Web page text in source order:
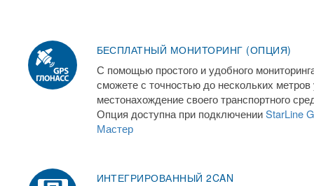
БЕСПЛАТНЫЙ МОНИТОРИНГ (ОПЦИЯ)
С помощью простого и удобного
сможете с точностью до нескольких метров
местонахождение своего транспортного
Опция доступна при подключенииStarLine
Мастер
ИНТЕГРИРОВАННЫЙ 2CAN